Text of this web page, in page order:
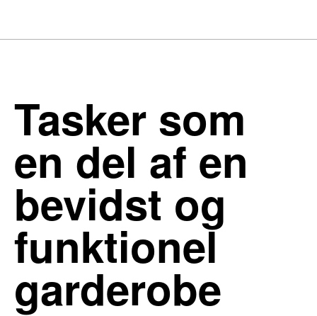
Tasker som
en del af en
bevidst og
funktionel
garderobe